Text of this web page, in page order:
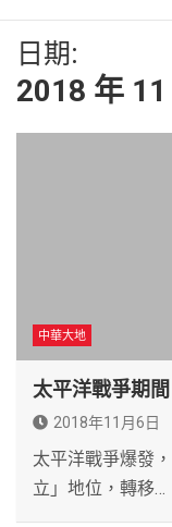
日期:
2018 年 11
中華大地
太平洋戰爭期
2018年11月6日
太平洋戰爭爆發
立」地位，轉移…